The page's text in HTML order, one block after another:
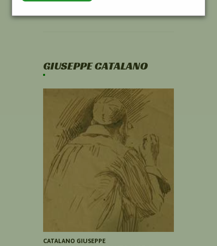
GIUSEPPE CATALANO
CATALANO GIUSEPPE